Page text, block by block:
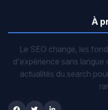
À
Le SEO change, les
d'expérience sans langue
actualités du search